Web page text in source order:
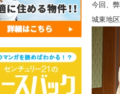
今回、
城東地